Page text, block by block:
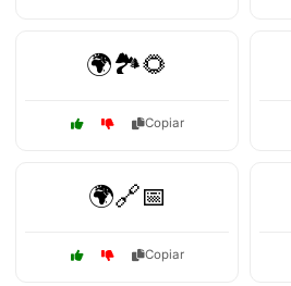
🌍🏞️🌻
Copiar
🌍🔗📅
Copiar